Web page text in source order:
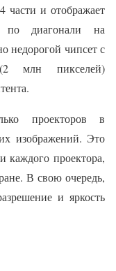
части и отображает
по диагонали на
недорогой чипсет с
млн пикселей)
проекторов в
изображений. Это
каждого проектора,
В свою очередь,
и яркость